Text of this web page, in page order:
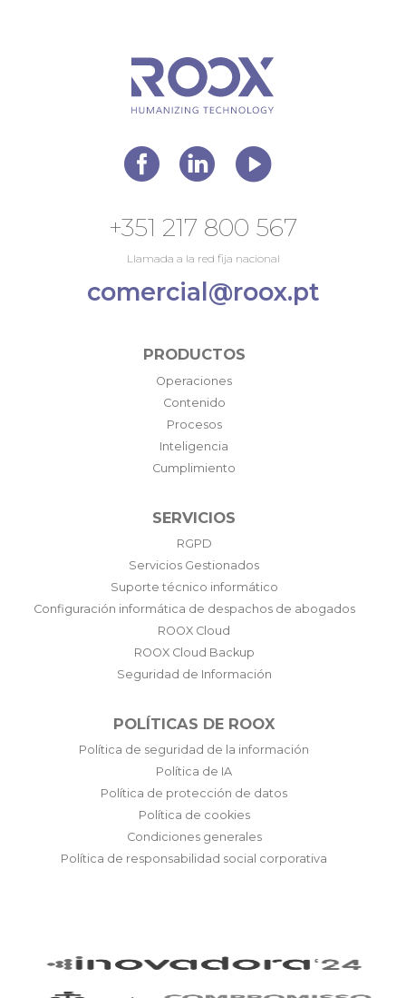
+351 217 800 567
Llamada a la red fija nacional
comercial@roox.pt
PRODUCTOS
Operaciones
Contenido
Procesos
Inteligencia
Cumplimiento
SERVICIOS
RGPD
Servicios Gestionados
Suporte técnico informático
Configuración informática de despachos de abogados
ROOX Cloud
ROOX Cloud Backup
Seguridad de Información
POLÍTICAS DE ROOX
Política de seguridad de la información
Política de IA
Política de protección de datos
Política de cookies
Condiciones generales
Política de responsabilidad social corporativa